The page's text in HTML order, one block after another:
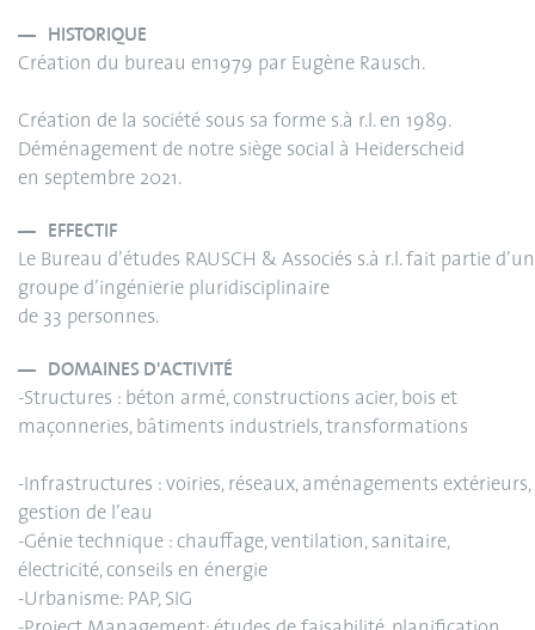
HISTORIQUE
Création du bureau en1979 par Eugène Rausch.
Création de la société sous sa forme s.à r.l. en 1989.
Déménagement de notre siège social à Heiderscheid
en septembre 2021.
EFFECTIF
Le Bureau d’études RAUSCH & Associés s.à r.l. fait partie d’un
groupe d’ingénierie pluridisciplinaire
de 33 personnes.
DOMAINES D'ACTIVITÉ
-Structures : béton armé, constructions acier, bois et
maçonneries, bâtiments industriels, transformations
-Infrastructures : voiries, réseaux, aménagements extérieurs,
gestion de l’eau
-Génie technique : chauffage, ventilation, sanitaire,
électricité, conseils en énergie
-Urbanisme: PAP, SIG